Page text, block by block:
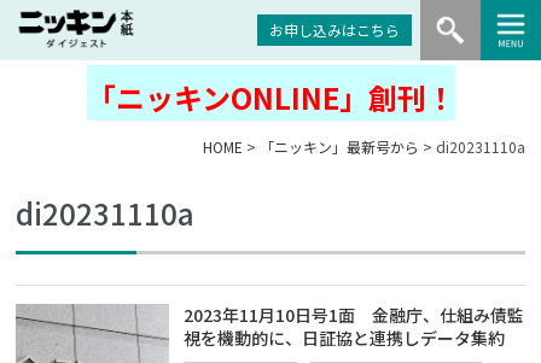
お申し込みはこちら
「ニッキンONLINE」創刊！
HOME > 「ニッキン」最新号から > di20231110a
di20231110a
2023年11月10日号1面 金融庁、仕組み債監
視を機動的に、日証協と連携しデータ集約